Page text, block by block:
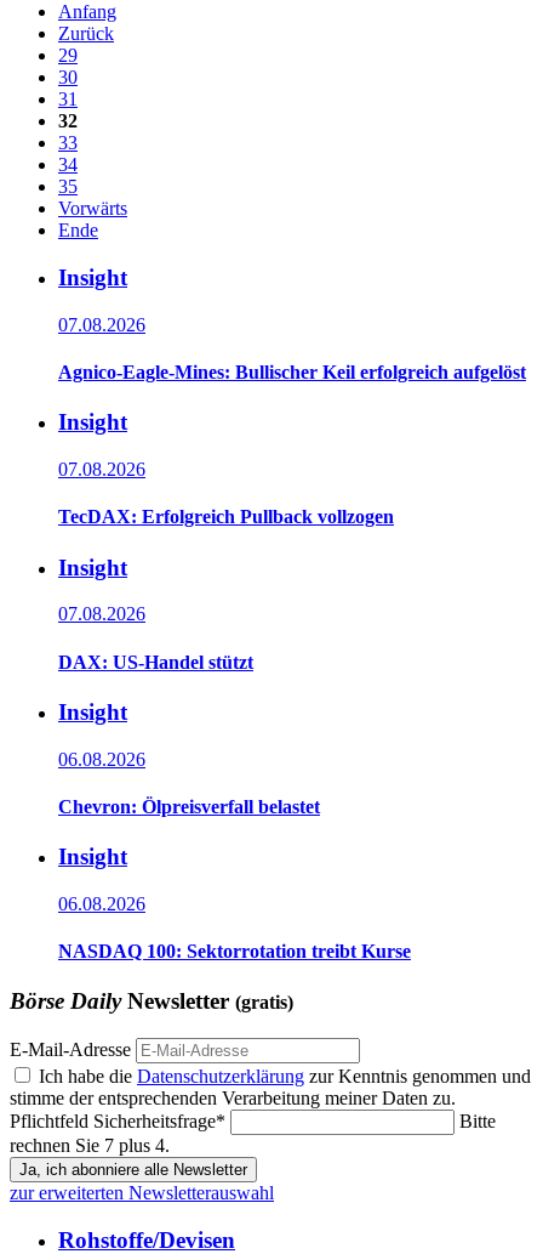
Anfang
Zurück
29
30
31
32
33
34
35
Vorwärts
Ende
Insight
07.08.2026
Agnico-Eagle-Mines: Bullischer Keil erfolgreich aufgelöst
Insight
07.08.2026
TecDAX: Erfolgreich Pullback vollzogen
Insight
07.08.2026
DAX: US-Handel stützt
Insight
06.08.2026
Chevron: Ölpreisverfall belastet
Insight
06.08.2026
NASDAQ 100: Sektorrotation treibt Kurse
Börse DailyNewsletter (gratis)
E-Mail-Adresse
Ich habe die Datenschutzerklärung zur Kenntnis genommen und
stimme der entsprechenden Verarbeitung meiner Daten zu.
Pflichtfeld Sicherheitsfrage*
Bitte
rechnen Sie 7 plus 4.
Ja, ich abonniere alle Newsletter
zur erweiterten Newsletterauswahl
Rohstoffe/Devisen